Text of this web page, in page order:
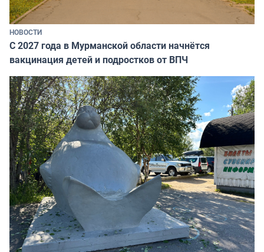
НОВОСТИ
С 2027 года в Мурманской области начнётся
вакцинация детей и подростков от ВПЧ